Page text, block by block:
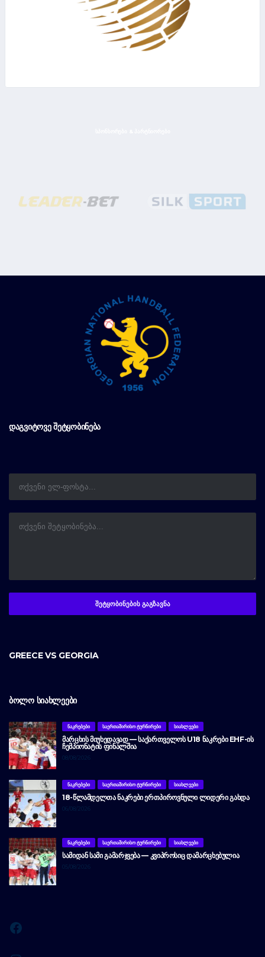
ᲓᲐᲒᲕᲘᲢᲝᲕᲔ ᲨᲔᲢᲧᲝᲑᲘᲜᲔᲑᲐ
GREECE VS GEORGIA
ᲑᲝᲚᲝ ᲡᲘᲐᲮᲚᲔᲔᲑᲘ
ᲜᲐᲙᲠᲔᲑᲔᲑᲘ ᲡᲐᲔᲠᲗᲐᲨᲘᲠᲘᲡᲝ ᲢᲣᲠᲜᲘᲠᲔᲑᲘ ᲡᲘᲐᲮᲚᲔᲔᲑᲘ
ᲛᲐᲠᲪᲮᲘᲡ ᲛᲘᲣᲮᲔᲓᲐᲕᲐᲓ — ᲡᲐᲥᲐᲠᲗᲕᲔᲚᲝᲡ U18 ᲜᲐᲙᲠᲔᲑᲘ EHF-ᲘᲡ
ᲩᲔᲛᲞᲘᲝᲜᲐᲢᲘᲡ ᲤᲘᲜᲐᲚᲨᲘᲐ
08/08/2026
ᲜᲐᲙᲠᲔᲑᲔᲑᲘ ᲡᲐᲔᲠᲗᲐᲨᲘᲠᲘᲡᲝ ᲢᲣᲠᲜᲘᲠᲔᲑᲘ ᲡᲘᲐᲮᲚᲔᲔᲑᲘ
18-ᲬᲚᲐᲛᲓᲔᲚᲗᲐ ᲜᲐᲙᲠᲔᲑᲘ ᲔᲠᲗᲞᲘᲠᲝᲕᲜᲣᲚᲘ ᲚᲘᲓᲔᲠᲘ ᲒᲐᲮᲓᲐ
06/08/2026
ᲜᲐᲙᲠᲔᲑᲔᲑᲘ ᲡᲐᲔᲠᲗᲐᲨᲘᲠᲘᲡᲝ ᲢᲣᲠᲜᲘᲠᲔᲑᲘ ᲡᲘᲐᲮᲚᲔᲔᲑᲘ
ᲡᲐᲛᲘᲓᲐᲜ ᲡᲐᲛᲘ ᲒᲐᲛᲐᲠᲯᲕᲔᲑᲐ — ᲙᲕᲘᲞᲠᲝᲡᲘᲪ ᲓᲐᲛᲐᲠᲪᲮᲔᲑᲣᲚᲘᲐ
05/08/2026
Facebook